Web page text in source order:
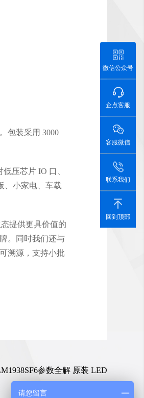
包装采用 3000
压芯片 IO 口、
、小家电、车载
提供更具价值的
。同时我们还与
溯源，支持小批
参数全解 原装 LED
微信公众号
企点客服
客服微信
联系我们
回到顶部
请您留言